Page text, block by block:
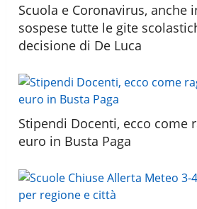
Scuola e Coronavirus, anche
sospese tutte le gite
decisione di De Luca
Stipendi Docenti, ecco come
euro in Busta Paga